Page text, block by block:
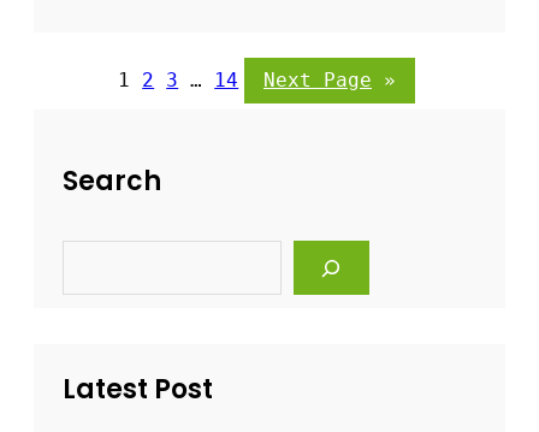
س
ق
ف
ل
ف
1 2 3 … 14 Next Page »
Search
Latest Post